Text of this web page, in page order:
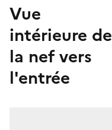
Vue
intérieure de
la nef vers
l'entrée